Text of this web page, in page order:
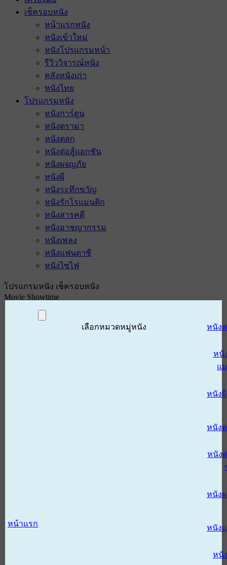
เช็ครอบหนัง
หน้าแรกหนัง
หนังเข้าใหม่
หนังโปรแกรมหน้า
รีวิววิจารณ์หนัง
คลังหนังเก่า
หนังไทย
โปรแกรมหนัง
หนังการ์ตูน
หนังดราม่า
หนังตลก
หนังต่อสู้แอกชัน
หนังผจญภัย
หนังผี
หนังระทึกขวัญ
หนังรักโรแมนติก
หนังสารคดี
หนังอาชญากรรม
หนังเพลง
หนังแฟนตาซี
หนังไซไฟ
โปรแกรมหนัง เช็ครอบหนัง
Movie Showtime
หน้าแรก
เลือกหมวดหมู่หนัง หนัง
หนั
แ
หนังผี
หนัง
หนัง
หนัง
หนัง
หนั